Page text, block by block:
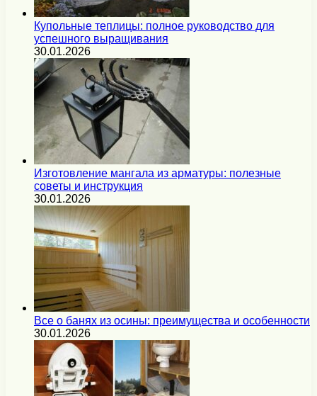
Купольные теплицы: полное руководство для
успешного выращивания
30.01.2026
Изготовление мангала из арматуры: полезные
советы и инструкция
30.01.2026
Все о банях из осины: преимущества и особенности
30.01.2026